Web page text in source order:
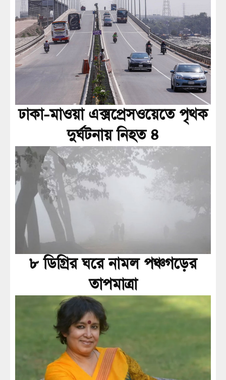
ঢাকা-মাওয়া এক্সপ্রেসওয়েতে পৃথক
দুর্ঘটনায় নিহত ৪
৮ ডিগ্রির ঘরে নামল পঞ্চগড়ের
তাপমাত্রা